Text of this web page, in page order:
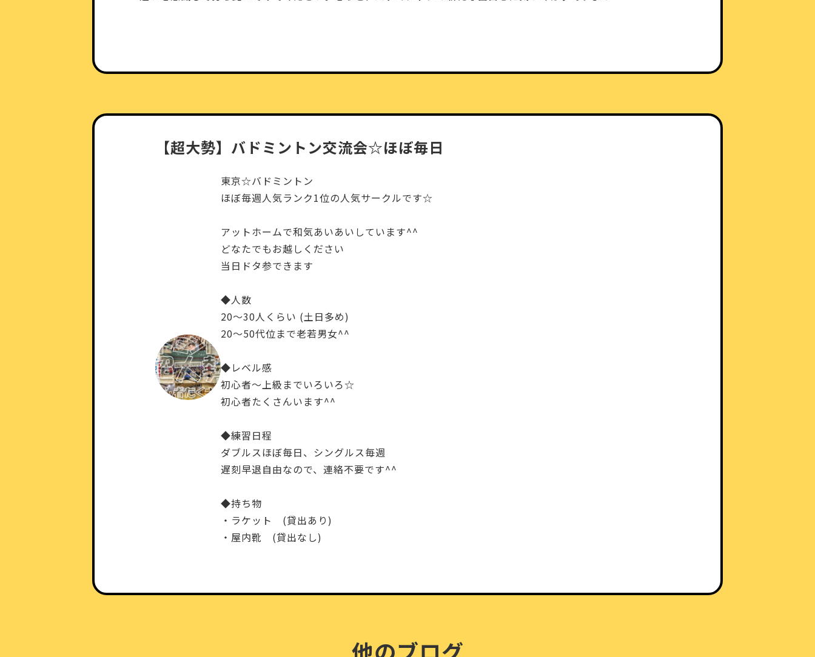
【超大勢】バドミントン交流会☆ほぼ毎日
東京☆バドミントン
ほぼ毎週人気ランク1位の人気サークルです☆
アットホームで和気あいあいしています^^
どなたでもお越しください
当日ドタ参できます
◆人数
20～30人くらい (土日多め)
20～50代位まで老若男女^^
◆レベル感
初心者～上級までいろいろ☆
初心者たくさんいます^^
◆練習日程
ダブルスほぼ毎日、シングルス毎週
遅刻早退自由なので、連絡不要です^^
◆持ち物
・ラケット (貸出あり)
・屋内靴 (貸出なし)